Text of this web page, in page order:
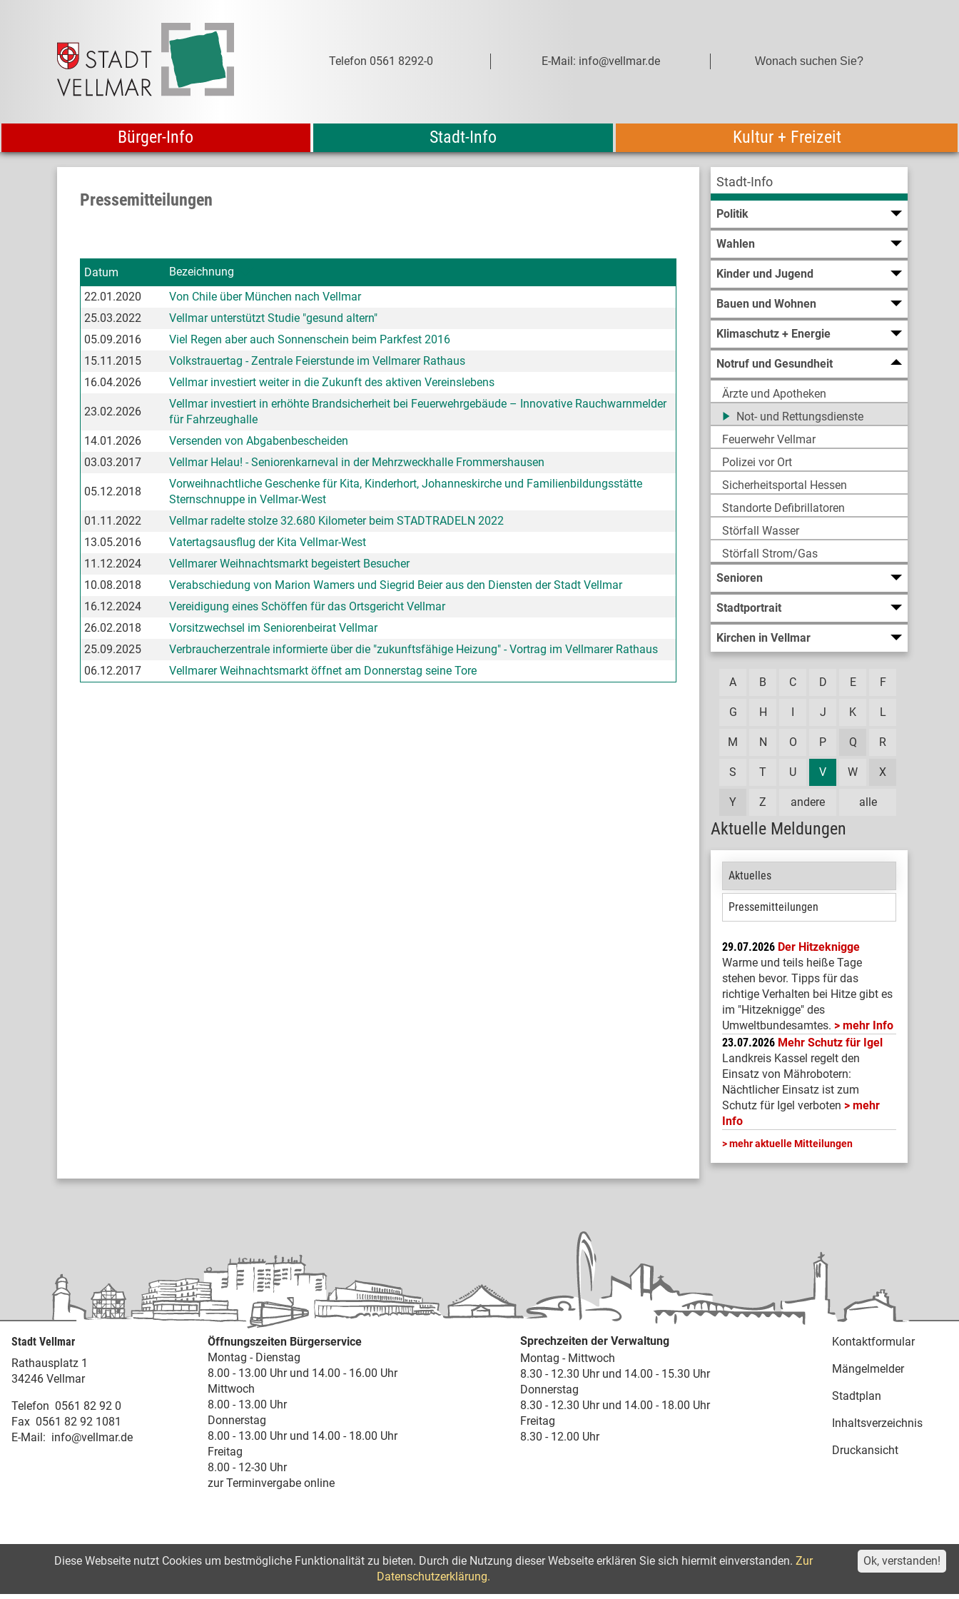
Telefon 0561 8292-0 E-Mail: info@vellmar.de
Bürger-Info Stadt-Info Kultur + Freizeit
Stadt-Info
Politik
Wahlen
Kinder und Jugend
Bauen und Wohnen
Klimaschutz + Energie
Notruf und Gesundheit
Ärzte und Apotheken
Not- und Rettungsdienste
Feuerwehr Vellmar
Polizei vor Ort
Sicherheitsportal Hessen
Standorte Defibrillatoren
Störfall Wasser
Störfall Strom/Gas
Senioren
Stadtportrait
Kirchen in Vellmar
alle
A B C D E F
G H J K L
M N O P Q R
S T U V W X
Y Z andere
Aktuelle Meldungen
Aktuelles
Pressemitteilungen
29.07.2026 Der Hitzeknigge
Warme und teils heiße Tage
stehen bevor. Tipps für das
richtige Verhalten bei Hitze gibt es
im "Hitzeknigge" des
Umweltbundesamtes.
mehr Info
23.07.2026 Mehr Schutz für Igel
Landkreis Kassel regelt den
Einsatz von Mährobotern:
Nächtlicher Einsatz ist zum
Schutz für Igel verboten
mehr
Info
mehr aktuelle Mitteilungen
Pressemitteilungen
Datum
Bezeichnung
22.01.2020
Von Chile über München nach Vellmar
25.03.2022
Vellmar unterstützt Studie "gesund altern"
05.09.2016
Viel Regen aber auch Sonnenschein beim Parkfest 2016
15.11.2015
Volkstrauertag - Zentrale Feierstunde im Vellmarer Rathaus
16.04.2026
Vellmar investiert weiter in die Zukunft des aktiven Vereinslebens
23.02.2026
Vellmar investiert in erhöhte Brandsicherheit bei Feuerwehrgebäude – Innovative Rauchwarnmelder
für Fahrzeughalle
14.01.2026
Versenden von Abgabenbescheiden
03.03.2017
Vellmar Helau! - Seniorenkarneval in der Mehrzweckhalle Frommershausen
05.12.2018
Vorweihnachtliche Geschenke für Kita, Kinderhort, Johanneskirche und Familienbildungsstätte
Sternschnuppe in Vellmar-West
01.11.2022
Vellmar radelte stolze 32.680 Kilometer beim STADTRADELN 2022
13.05.2016
Vatertagsausflug der Kita Vellmar-West
11.12.2024
Vellmarer Weihnachtsmarkt begeistert Besucher
10.08.2018
Verabschiedung von Marion Wamers und Siegrid Beier aus den Diensten der Stadt Vellmar
16.12.2024
Vereidigung eines Schöffen für das Ortsgericht Vellmar
26.02.2018
Vorsitzwechsel im Seniorenbeirat Vellmar
25.09.2025
Verbraucherzentrale informierte über die "zukunftsfähige Heizung" - Vortrag im Vellmarer Rathaus
06.12.2017
Vellmarer Weihnachtsmarkt öffnet am Donnerstag seine Tore
Stadt Vellmar
Rathausplatz 1
34246 Vellmar
Telefon 0561 82 92 0
Fax 0561 82 92 1081
E-Mail: info@vellmar.de
Öffnungszeiten Bürgerservice
Montag - Dienstag
8.00 - 13.00 Uhr und 14.00 - 16.00 Uhr
Mittwoch
8.00 - 13.00 Uhr
Donnerstag
8.00 - 13.00 Uhr und 14.00 - 18.00 Uhr
Freitag
8.00 - 12-30 Uhr
zur Terminvergabe online
Sprechzeiten der Verwaltung
Montag - Mittwoch
8.30 - 12.30 Uhr und 14.00 - 15.30 Uhr
Donnerstag
8.30 - 12.30 Uhr und 14.00 - 18.00 Uhr
Freitag
8.30 - 12.00 Uhr
Kontaktformular
Mängelmelder
Stadtplan
Inhaltsverzeichnis
Druckansicht
Erklärung zur Barrierefreiheit
Ok, verstanden!
Diese Webseite nutzt Cookies um bestmögliche Funktionalität zu bieten. Durch die Nutzung dieser Webseite erklären Sie sich hiermit einverstanden. Zur
Datenschutzerklärung.